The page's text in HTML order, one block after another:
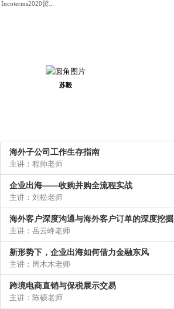
Incoterms2020贸...
苏毅
海外子公司工作生存指南
主讲：程帅老师
企业出海——收购并购全流程实战
主讲：刘松老师
海外客户深度沟通与海外客户订单的深度挖掘
主讲：岳云峰老师
新形势下，企业出海如何借力金融东风
主讲：周木木老师
跨境电商直销与保税展示交易
主讲：陈硕老师